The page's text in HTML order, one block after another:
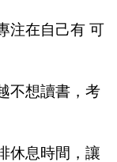
注在自己有 可
不想讀書，考
休息時間，讓